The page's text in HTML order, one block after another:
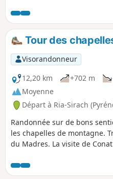
véhicules ou utiliser le bus à
Informations pratiques.
Tour des
Visorandonneur
12,20 km
+702 m
Moyenne
Départ à Ria-Sirach
Randonnée sur de bons
les chapelles de montagne.
du Madres. La visite de
sentier non balisé et peu
savoir utiliser carte et